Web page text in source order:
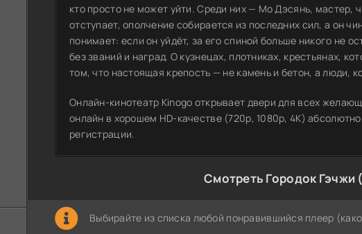
кто просто не может уйти. Среди них — Мо Дэсянь, мастер,
отступает, ополчение собирается из последних сил, а он
понимает: если он уйдёт, за его спиной больше никого не
без званий и наград. О кузнецах, плотниках, крестьянах,
том, что настоящая крепость — не камень и бетон, а люди,
Онлайн-кинотеатр Kinogo открывает двери для всех
онлайн в хорошем HD-качестве (720p, 1080p, 4K)
регистрации.
Смотреть Городок Гэчжи
Выбирайте из списка любой понравившийся плеер